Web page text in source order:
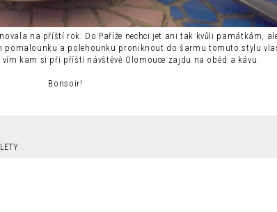
na příští rok. Do Paříže nechci jet ani tak kvůli památkám,
pomalounku a polehounku proniknout do šarmu tomuto stylu
kam si při příští návštěvě Olomouce zajdu na oběd a kávu.
Bonsoir!